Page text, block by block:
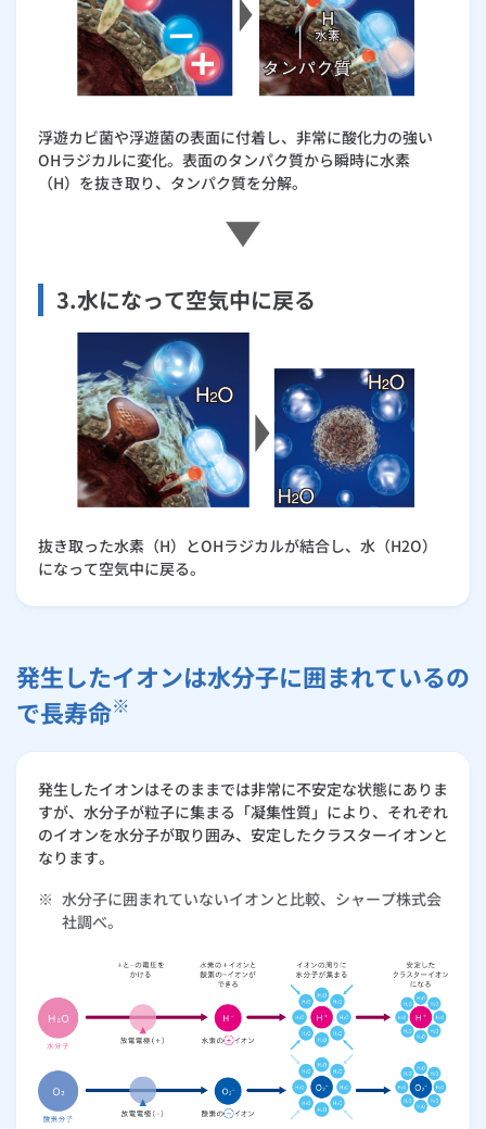
浮遊カビ菌や浮遊菌の表面に付着し、非常に酸化力の強い
OHラジカルに変化。表面のタンパク質から瞬時に水素
（H）を抜き取り、タンパク質を分解。
3.水になって空気中に戻る
抜き取った水素（H）とOHラジカルが結合し、水（H2O）
になって空気中に戻る。
発生したイオンは水分子に囲まれているの
で長寿命※
発生したイオンはそのままでは非常に不安定な状態にありま
すが、水分子が粒子に集まる「凝集性質」により、それぞれ
のイオンを水分子が取り囲み、安定したクラスターイオンと
なります。
※ 水分子に囲まれていないイオンと比較、シャープ株式会
社調べ。